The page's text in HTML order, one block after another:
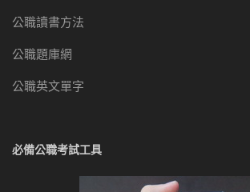
公職讀書方法
公職題庫網
公職英文單字
必備公職考試工具